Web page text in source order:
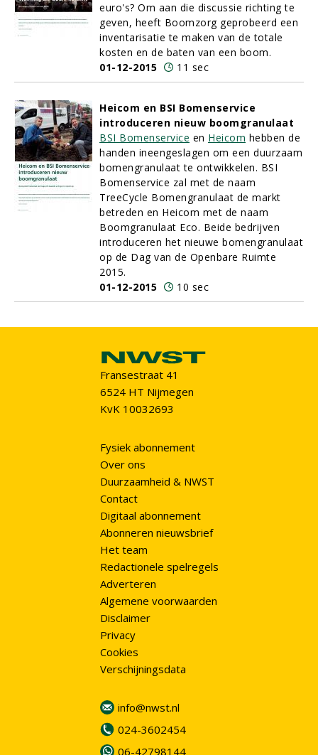
euro's? Om aan die discussie richting te
geven, heeft Boomzorg geprobeerd een
inventarisatie te maken van de totale
kosten en de baten van een boom.
01-12-2015
11 sec
Heicom en BSI Bomenservice
introduceren nieuw boomgranulaat
BSI Bomenservice en Heicom hebben de
handen ineengeslagen om een duurzaam
bomengranulaat te ontwikkelen. BSI
Bomenservice zal met de naam
TreeCycle Bomengranulaat de markt
betreden en Heicom met de naam
Boomgranulaat Eco. Beide bedrijven
introduceren het nieuwe bomengranulaat
op de Dag van de Openbare Ruimte
2015.
01-12-2015
10 sec
Fransestraat 41
6524 HT Nijmegen
KvK 10032693
Fysiek abonnement
Over ons
Duurzaamheid & NWST
Contact
Digitaal abonnement
Abonneren nieuwsbrief
Het team
Redactionele spelregels
Adverteren
Algemene voorwaarden
Disclaimer
Privacy
Cookies
Verschijningsdata
info@nwst.nl
024-3602454
06-42798144